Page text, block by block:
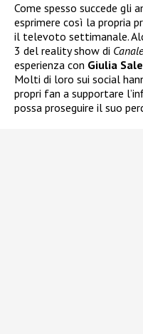
Come spesso succede gli
esprimere così la propria
il televoto settimanale.
3 del reality show di
esperienza con Giulia
Molti di loro sui social
propri fan a supportare
possa proseguire il suo